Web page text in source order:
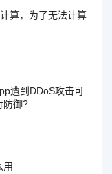
算，为了无法计算
遭到DDoS攻击可
防御?
用